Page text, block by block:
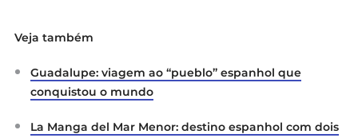
Veja também
Guadalupe: viagem ao “pueblo” espanhol que
conquistou o mundo
La Manga del Mar Menor: destino espanhol com dois